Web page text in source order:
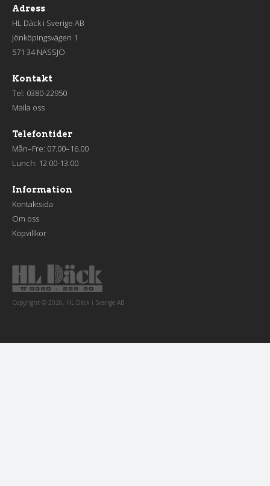
Adress
HL Däck i Sverige AB
Jönköpingsvägen 1
571 34 NÄSSJÖ
Kontakt
Tel: 0380-22950
Maila oss
Telefontider
Mån–Fre: 07.00–16.00
Lunch: 12.00-13.00
Information
Kontaktsida
Om oss
Köpvillkor
Copyright © 2026, HL Däck i Sverige AB